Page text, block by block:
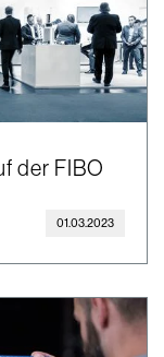
der FIBO
01.03.2023